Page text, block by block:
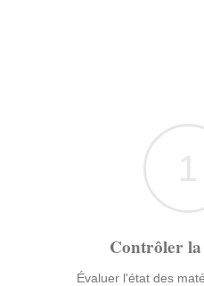
1
Contrôler
Évaluer l'état des